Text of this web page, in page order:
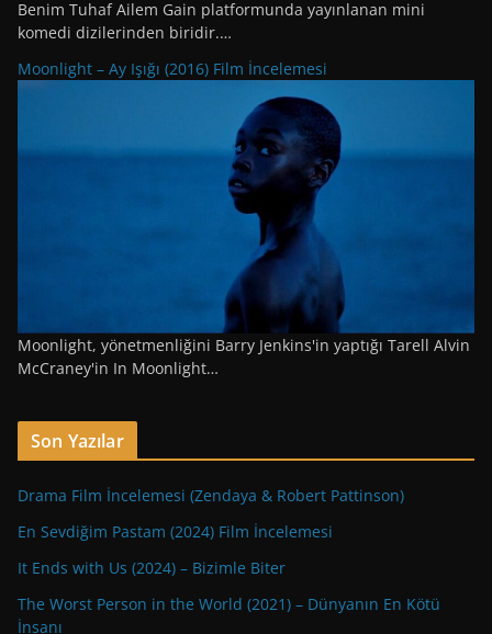
Benim Tuhaf Ailem Gain platformunda yayınlanan mini
komedi dizilerinden biridir.…
Moonlight – Ay Işığı (2016) Film İncelemesi
Moonlight, yönetmenliğini Barry Jenkins'in yaptığı Tarell Alvin
McCraney'in In Moonlight…
Son Yazılar
Drama Film İncelemesi (Zendaya & Robert Pattinson)
En Sevdiğim Pastam (2024) Film İncelemesi
It Ends with Us (2024) – Bizimle Biter
The Worst Person in the World (2021) – Dünyanın En Kötü
İnsanı